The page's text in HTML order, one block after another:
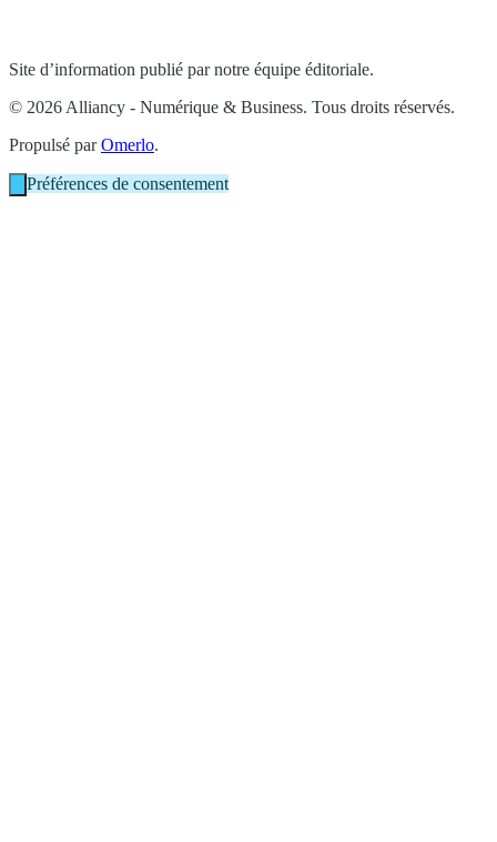
Site d’information publié par notre équipe éditoriale.
© 2026 Alliancy - Numérique & Business. Tous droits réservés.
Propulsé parOmerlo.
Préférences de consentement